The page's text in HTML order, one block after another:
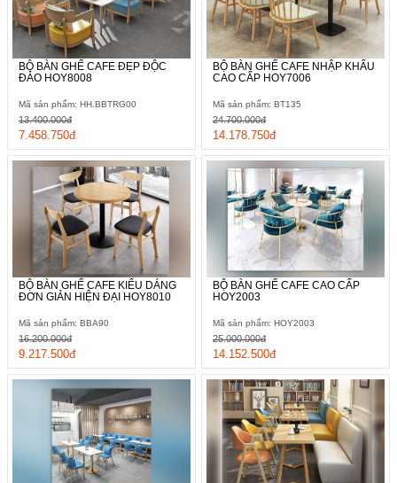
BỘ BÀN GHẾ CAFE ĐẸP ĐỘC
ĐÁO HOY8008
Mã sản phẩm: HH.BBTRG00
7.458.750đ
13.400.000đ
BỘ BÀN GHẾ CAFE NHẬP KHẨU
CAO CẤP HOY7006
Mã sản phẩm: BT135
14.178.750đ
24.700.000đ
BỘ BÀN GHẾ CAFE KIỂU DÁNG
ĐƠN GIẢN HIỆN ĐẠI HOY8010
Mã sản phẩm: BBA90
9.217.500đ
16.200.000đ
BỘ BÀN GHẾ CAFE CAO CẤP
HOY2003
Mã sản phẩm: HOY2003
14.152.500đ
25.000.000đ